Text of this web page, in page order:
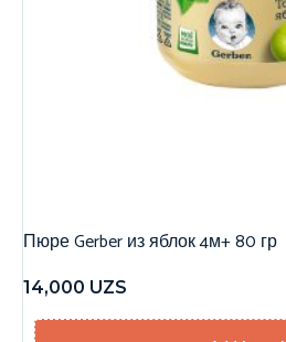
Пюре Gerber из яблок 4м+ 80 гр
14,000 UZS